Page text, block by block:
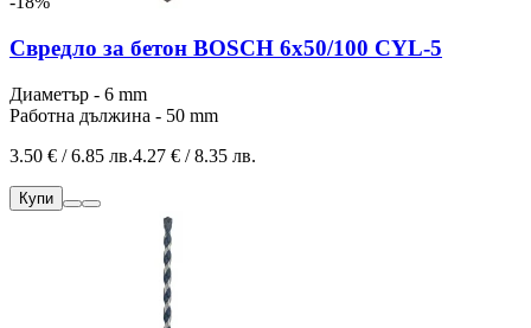
Свредло за бетон BOSCH 6x50/100 CYL-5
Диаметър - 6 mm
Работна дължина - 50 mm
3.50 € / 6.85 лв.4.27 € / 8.35 лв.
Купи